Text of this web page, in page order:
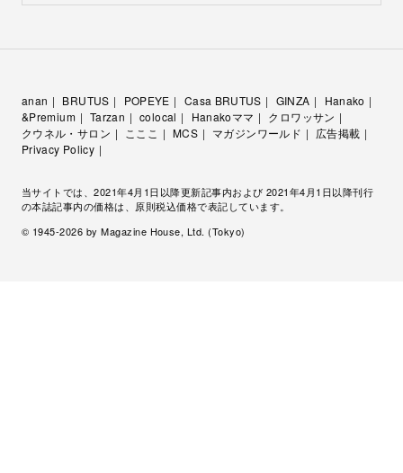
anan BRUTUS POPEYE Casa BRUTUS GINZA
Hanako
&Premium
Tarzan colocal Hanakoママ
クロワッサン
クウネル・サロン
こここ MCS マガジンワールド
広告掲載
Privacy Policy
当サイトでは、2021年4月1日以降更新記事内および 2021年4月1日以降刊行
の本誌記事内の価格は、原則税込価格で表記しています。
© 1945-2026 by Magazine House, Ltd. (Tokyo)